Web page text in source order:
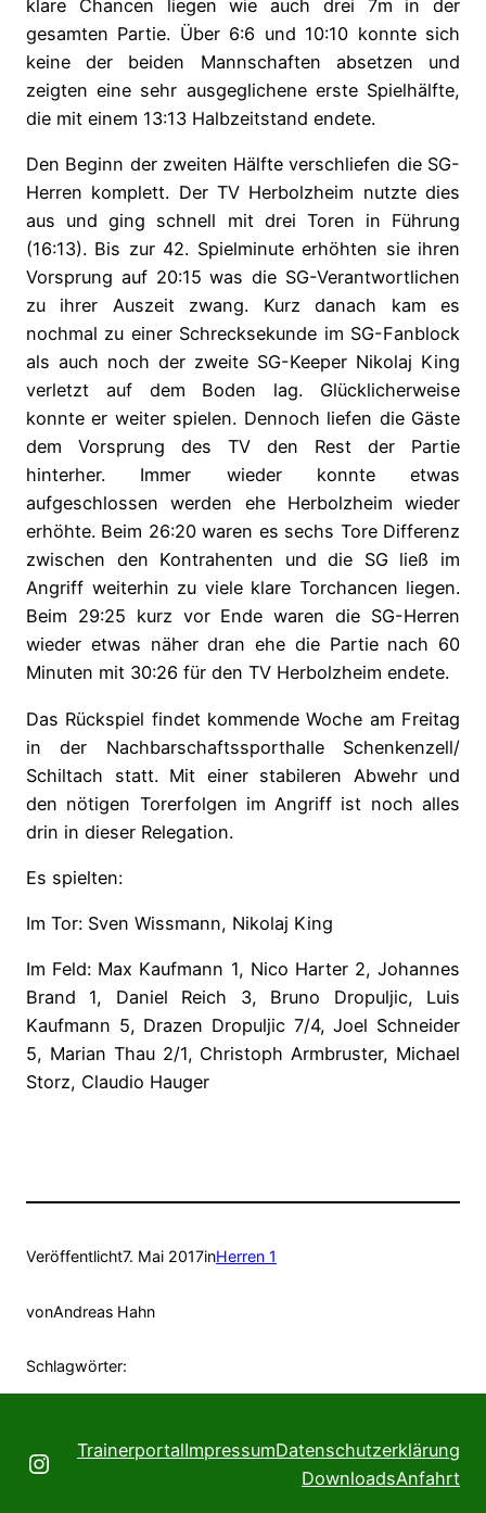
klare Chancen liegen wie auch drei 7m in der
gesamten Partie. Über 6:6 und 10:10 konnte sich
keine der beiden Mannschaften absetzen und
zeigten eine sehr ausgeglichene erste Spielhälfte,
die mit einem 13:13 Halbzeitstand endete.
Den Beginn der zweiten Hälfte verschliefen die SG-
Herren komplett. Der TV Herbolzheim nutzte dies
aus und ging schnell mit drei Toren in Führung
(16:13). Bis zur 42. Spielminute erhöhten sie ihren
Vorsprung auf 20:15 was die SG-Verantwortlichen
zu ihrer Auszeit zwang. Kurz danach kam es
nochmal zu einer Schrecksekunde im SG-Fanblock
als auch noch der zweite SG-Keeper Nikolaj King
verletzt auf dem Boden lag. Glücklicherweise
konnte er weiter spielen. Dennoch liefen die Gäste
dem Vorsprung des TV den Rest der Partie
hinterher. Immer wieder konnte etwas
aufgeschlossen werden ehe Herbolzheim wieder
erhöhte. Beim 26:20 waren es sechs Tore Differenz
zwischen den Kontrahenten und die SG ließ im
Angriff weiterhin zu viele klare Torchancen liegen.
Beim 29:25 kurz vor Ende waren die SG-Herren
wieder etwas näher dran ehe die Partie nach 60
Minuten mit 30:26 für den TV Herbolzheim endete.
Das Rückspiel findet kommende Woche am Freitag
in der Nachbarschaftssporthalle Schenkenzell/
Schiltach statt. Mit einer stabileren Abwehr und
den nötigen Torerfolgen im Angriff ist noch alles
drin in dieser Relegation.
Es spielten:
Im Tor: Sven Wissmann, Nikolaj King
Im Feld: Max Kaufmann 1, Nico Harter 2, Johannes
Brand 1, Daniel Reich 3, Bruno Dropuljic, Luis
Kaufmann 5, Drazen Dropuljic 7/4, Joel Schneider
5, Marian Thau 2/1, Christoph Armbruster, Michael
Storz, Claudio Hauger
Veröffentlicht7. Mai 2017inHerren 1
vonAndreas Hahn
Schlagwörter:
Instagram
TrainerportalImpressumDatenschutzerklärung
DownloadsAnfahrt